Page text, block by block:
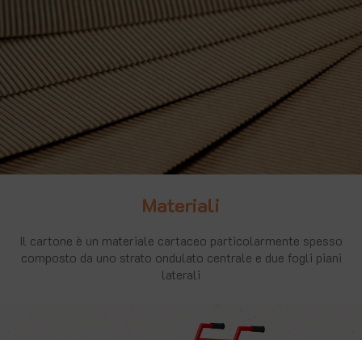
Materiali
Il cartone è un materiale cartaceo particolarmente spesso
composto da uno strato ondulato centrale e due fogli piani
laterali